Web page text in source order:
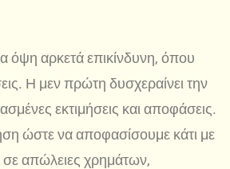
αρκετά επικίνδυνη, όπου
Η μεν πρώτη δυσχεραίνει την
εκτιμήσεις και αποφάσεις.
ώστε να αποφασίσουμε κάτι με
απώλειες χρημάτων,